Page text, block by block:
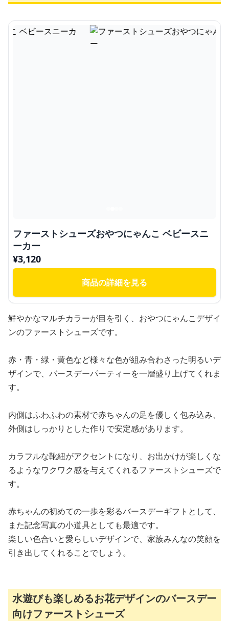
ファーストシューズおやつにゃんこ ベビースニ
ーカー
¥3,120
商品の詳細を見る
鮮やかなマルチカラーが目を引く、おやつにゃんこデザイ
ンのファーストシューズです。
赤・青・緑・黄色など様々な色が組み合わさった明るいデ
ザインで、バースデーパーティーを一層盛り上げてくれま
す。
内側はふわふわの素材で赤ちゃんの足を優しく包み込み、
外側はしっかりとした作りで安定感があります。
カラフルな靴紐がアクセントになり、お出かけが楽しくな
るようなワクワク感を与えてくれるファーストシューズで
す。
赤ちゃんの初めての一歩を彩るバースデーギフトとして、
また記念写真の小道具としても最適です。
楽しい色合いと愛らしいデザインで、家族みんなの笑顔を
引き出してくれることでしょう。
水遊びも楽しめるお花デザインのバースデー
向けファーストシューズ